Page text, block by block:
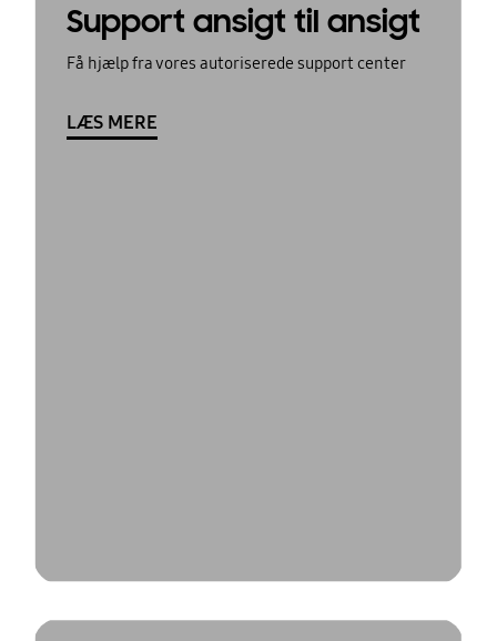
Support ansigt til ansigt
Få hjælp fra vores autoriserede support center
LÆS MERE